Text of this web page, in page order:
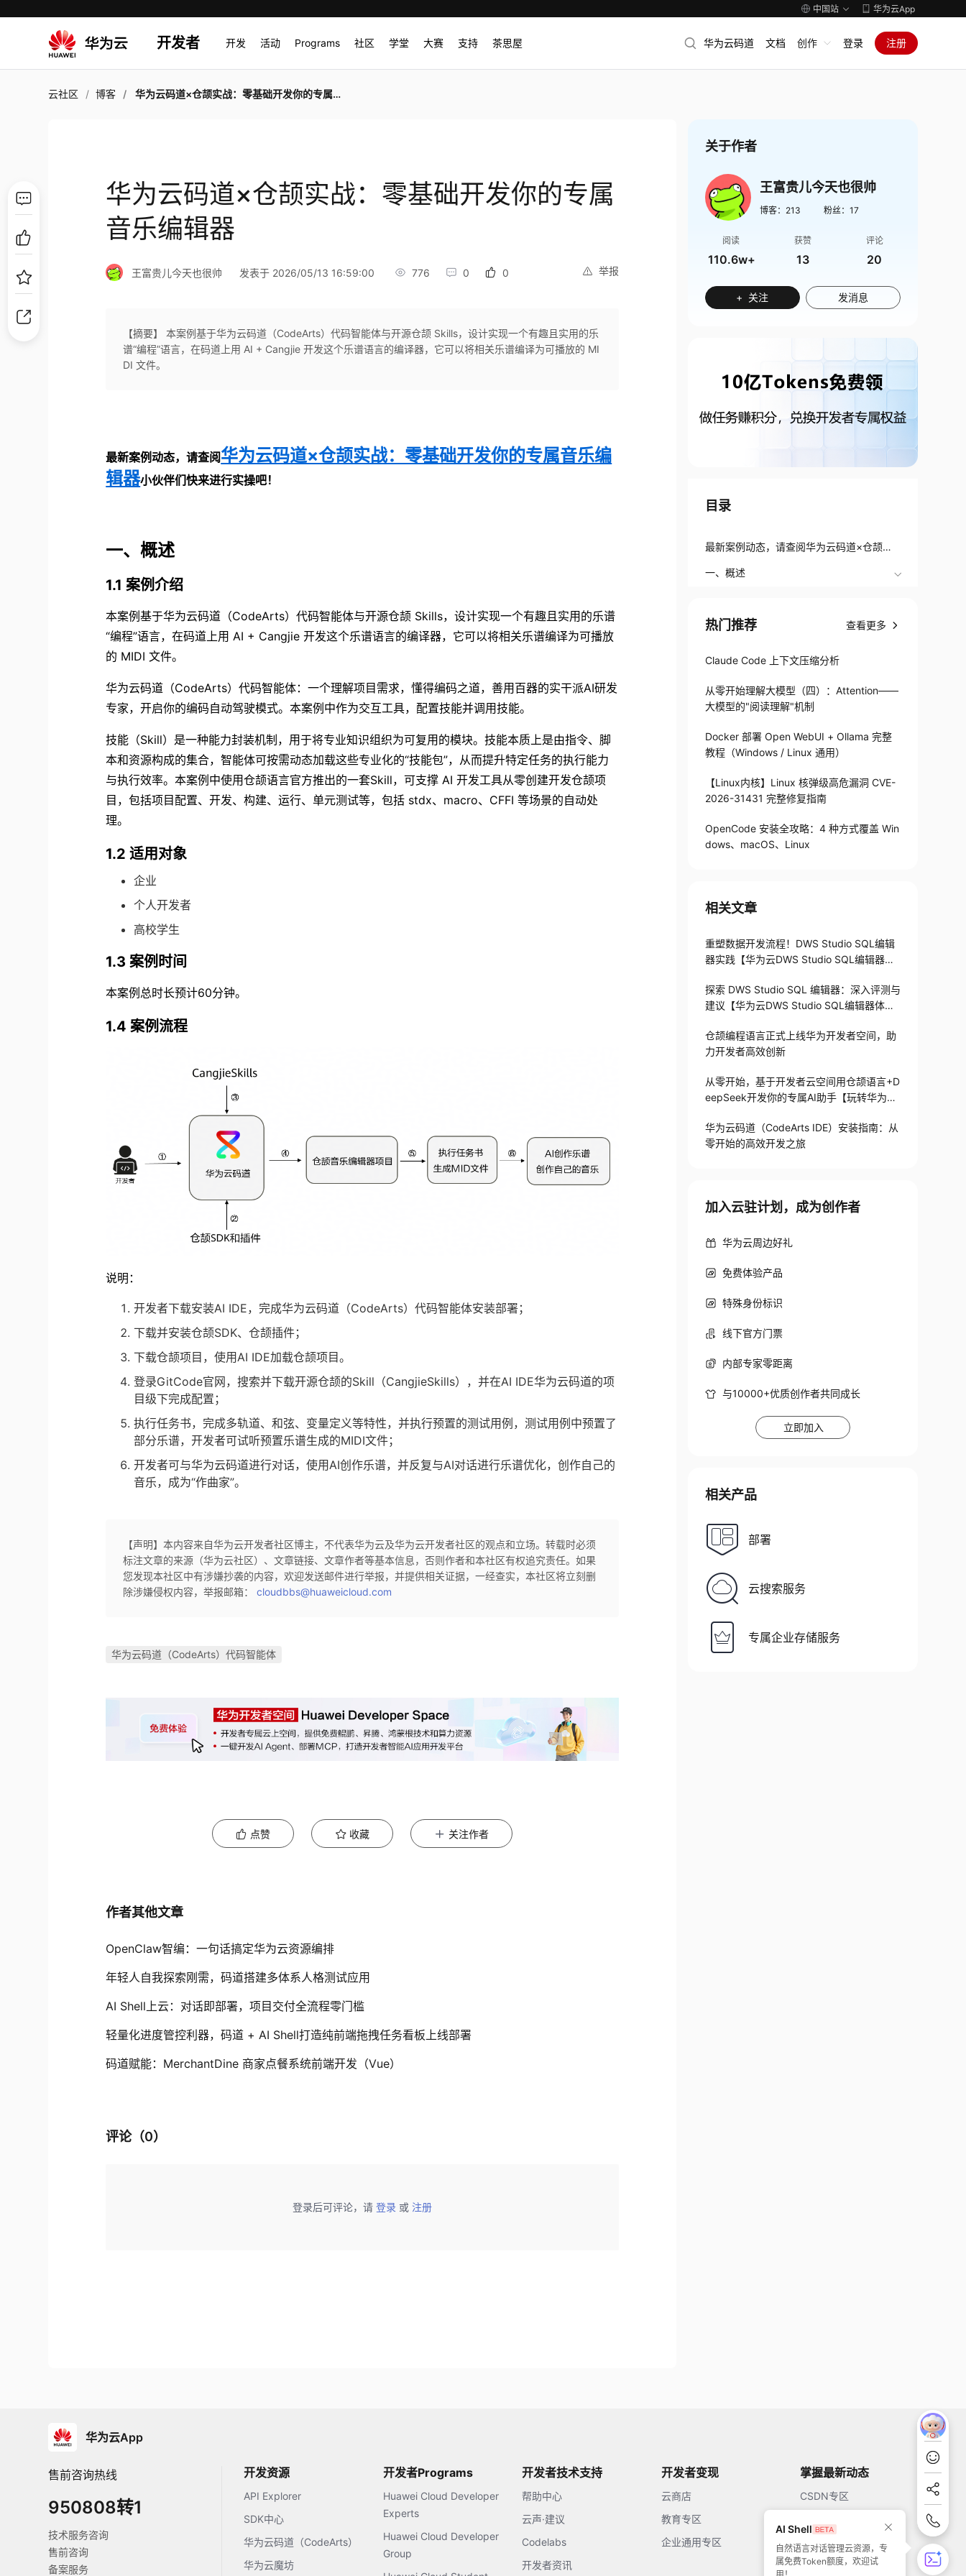
中国站 华为云App
开发者 开发 活动 Programs 社区 学堂 大赛 支持 茶思屋 华为云码道 文档 创作 登录 注册
云社区 博客 华为云码道×仓颉实战：零基础开发你的专属音乐编辑器
华为云码道×仓颉实战：零基础开发你的专属
音乐编辑器
举报
王富贵儿今天也很帅 发表于 2026/05/13 16:59:00 776 0 0
【摘要】 本案例基于华为云码道（CodeArts）代码智能体与开源仓颉 Skills，设计实现一个有趣且实用的乐
谱“编程”语言，在码道上用 AI + Cangjie 开发这个乐谱语言的编译器，它可以将相关乐谱编译为可播放的 MI
DI 文件。
最新案例动态，请查阅华为云码道×仓颉实战：零基础开发你的专属音乐编
辑器小伙伴们快来进行实操吧！
一、概述
1.1 案例介绍
本案例基于华为云码道（CodeArts）代码智能体与开源仓颉 Skills，设计实现一个有趣且实用的乐谱
“编程”语言，在码道上用 AI + Cangjie 开发这个乐谱语言的编译器，它可以将相关乐谱编译为可播放
的 MIDI 文件。
华为云码道（CodeArts）代码智能体：一个理解项目需求，懂得编码之道，善用百器的实干派AI研发
专家，开启你的编码自动驾驶模式。本案例中作为交互工具，配置技能并调用技能。
技能（Skill）是一种能力封装机制，用于将专业知识组织为可复用的模块。技能本质上是由指令、脚
本和资源构成的集合，智能体可按需动态加载这些专业化的“技能包”，从而提升特定任务的执行能力
与执行效率。本案例中使用仓颉语言官方推出的一套Skill，可支撑 AI 开发工具从零创建开发仓颉项
目，包括项目配置、开发、构建、运行、单元测试等，包括 stdx、macro、CFFI 等场景的自动处
理。
1.2 适用对象
企业
个人开发者
高校学生
1.3 案例时间
本案例总时长预计60分钟。
1.4 案例流程
说明：
开发者下载安装AI IDE，完成华为云码道（CodeArts）代码智能体安装部署；
下载并安装仓颉SDK、仓颉插件；
下载仓颉项目，使用AI IDE加载仓颉项目。
登录GitCode官网，搜索并下载开源仓颉的Skill（CangjieSkills），并在AI IDE华为云码道的项
目级下完成配置；
执行任务书，完成多轨道、和弦、变量定义等特性，并执行预置的测试用例，测试用例中预置了
部分乐谱，开发者可试听预置乐谱生成的MIDI文件；
开发者可与华为云码道进行对话，使用AI创作乐谱，并反复与AI对话进行乐谱优化，创作自己的
音乐，成为“作曲家”。
【声明】本内容来自华为云开发者社区博主，不代表华为云及华为云开发者社区的观点和立场。转载时必须
标注文章的来源（华为云社区）、文章链接、文章作者等基本信息，否则作者和本社区有权追究责任。如果
您发现本社区中有涉嫌抄袭的内容，欢迎发送邮件进行举报，并提供相关证据，一经查实，本社区将立刻删
除涉嫌侵权内容，举报邮箱：cloudbbs@huaweicloud.com
华为云码道（CodeArts）代码智能体
点赞 收藏 关注作者
作者其他文章
OpenClaw智编：一句话搞定华为云资源编排
年轻人自我探索刚需，码道搭建多体系人格测试应用
AI Shell上云：对话即部署，项目交付全流程零门槛
轻量化进度管控利器，码道 + AI Shell打造纯前端拖拽任务看板上线部署
码道赋能：MerchantDine 商家点餐系统前端开发（Vue）
评论（0）
登录后可评论，请 登录 或 注册
关于作者
王富贵儿今天也很帅
博客： 213 粉丝： 17
阅读
110.6w+
获赞
13
评论
20
+ 关注 发消息
目录
最新案例动态，请查阅华为云码道×仓颉实
战：零基础开发你的专属音乐编辑器小伙伴
一、概述
热门推荐 查看更多
Claude Code 上下文压缩分析
从零开始理解大模型（四）：Attention——
大模型的"阅读理解"机制
Docker 部署 Open WebUI + Ollama 完整
教程（Windows / Linux 通用）
【Linux内核】Linux 核弹级高危漏洞 CVE-
2026-31431 完整修复指南
OpenCode 安装全攻略：4 种方式覆盖 Win
dows、macOS、Linux
相关文章
重塑数据开发流程！DWS Studio SQL编辑
器实践【华为云DWS Studio SQL编辑器体
探索 DWS Studio SQL 编辑器：深入评测与
建议【华为云DWS Studio SQL编辑器体
仓颉编程语言正式上线华为开发者空间，助
力开发者高效创新
从零开始，基于开发者云空间用仓颉语言+D
eepSeek开发你的专属AI助手【玩转华为
华为云码道（CodeArts IDE）安装指南：从
零开始的高效开发之旅
加入云驻计划，成为创作者
华为云周边好礼
免费体验产品
特殊身份标识
线下官方门票
内部专家零距离
与10000+优质创作者共同成长
立即加入
相关产品
部署
云搜索服务
专属企业存储服务
AI Shell
自然语言对话管理云资源，专
属免费Token额度，欢迎试
华为云App
售前咨询热线
950808转1
技术服务咨询
售前咨询
备案服务
开发资源
API Explorer
SDK中心
华为云码道（CodeArts）
华为云魔坊
开发者Programs
Huawei Cloud Developer
Experts
Huawei Cloud Developer
Group
开发者技术支持
帮助中心
云声·建议
Codelabs
开发者资讯
开发者变现
云商店
教育专区
企业通用专区
掌握最新动态
CSDN专区
开源中国
51CTO